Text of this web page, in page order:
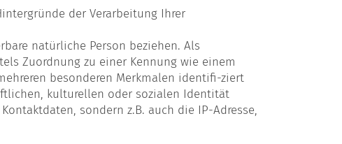
der Verarbeitung Ihrer
natürliche Person beziehen. Als
Zuordnung zu einer Kennung wie einem
besonderen Merkmalen identifi-ziert
kulturellen oder sozialen Identität
sondern z.B. auch die IP-Adresse,